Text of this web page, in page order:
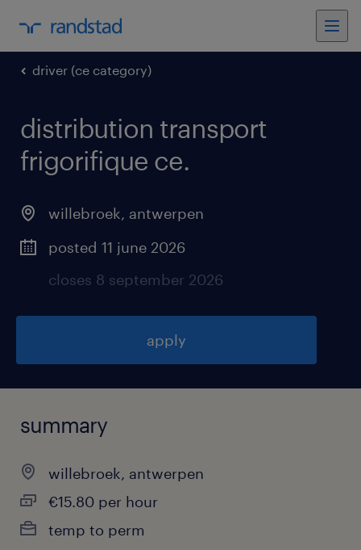
driver (ce category)
distribution transport
frigorifique ce.
willebroek, antwerpen
posted 11 june 2026
closes 8 september 2026
apply
summary
willebroek, antwerpen
€15.80 per hour
temp to perm